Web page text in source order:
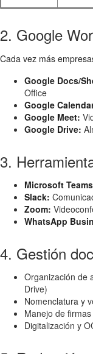
2. Google
Cada vez más
Google Docs/
Office
Google
Google Meet:
Google Drive:
3.
Microsoft
Slack:
Zoom:
WhatsApp
4. Gestión
Organización de
Drive)
Nomenclatura y
Manejo de
Digitalización y